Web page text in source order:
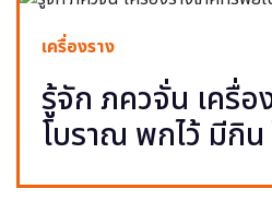
เครื่องราง
รู้จัก ภควจั่น เครื่อ
โบราณ พกไว้ มีกิ